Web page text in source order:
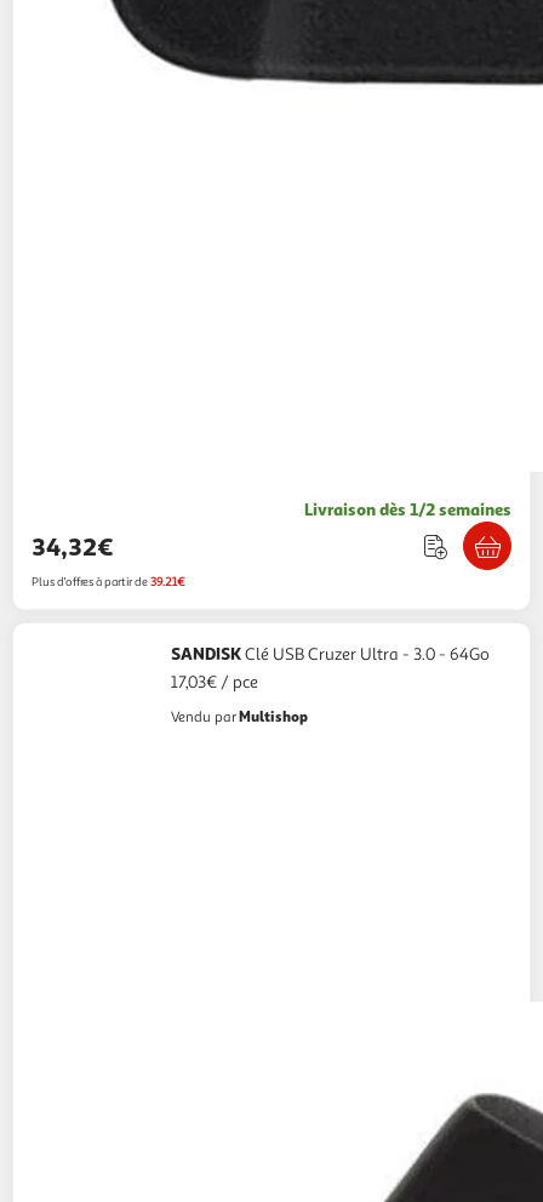
Livraison dès 1/2 semaines
34,32€
Plus d'offres à partir de39.21€
SANDISKClé USB Cruzer Ultra - 3.0 - 64Go
17,03€ / pce
Vendu parMultishop